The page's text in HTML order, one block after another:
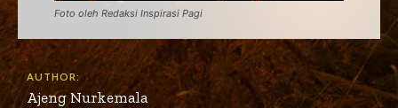
Foto oleh Redaksi Inspirasi Pagi
AUTHOR:
Ajeng Nurkemala